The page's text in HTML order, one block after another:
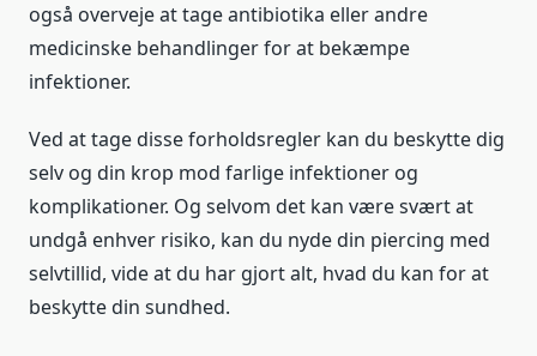
også overveje at tage antibiotika eller andre
medicinske behandlinger for at bekæmpe
infektioner.
Ved at tage disse forholdsregler kan du beskytte dig
selv og din krop mod farlige infektioner og
komplikationer. Og selvom det kan være svært at
undgå enhver risiko, kan du nyde din piercing med
selvtillid, vide at du har gjort alt, hvad du kan for at
beskytte din sundhed.